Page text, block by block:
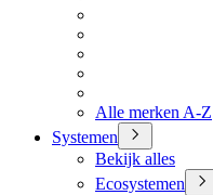
Alle merken A-Z
Systemen
Bekijk alles
Ecosystemen